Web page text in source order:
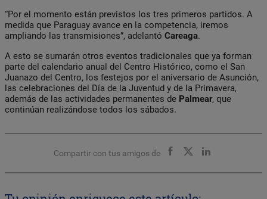
“Por el momento están previstos los tres primeros partidos. A
medida que Paraguay avance en la competencia, iremos
ampliando las transmisiones”, adelantó Careaga.
A esto se sumarán otros eventos tradicionales que ya forman
parte del calendario anual del Centro Histórico, como el San
Juanazo del Centro, los festejos por el aniversario de Asunción,
las celebraciones del Día de la Juventud y de la Primavera,
además de las actividades permanentes de Palmear, que
continúan realizándose todos los sábados.
Compartir con tus amigos de